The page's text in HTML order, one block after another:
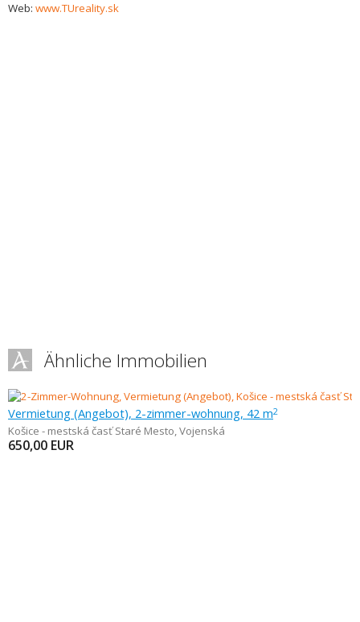
Web: www.TUreality.sk
Ähnliche Immobilien
Vermietung (Angebot), 2-zimmer-wohnung, 42 m2
Košice - mestská časť Staré Mesto,Vojenská
650,00 EUR